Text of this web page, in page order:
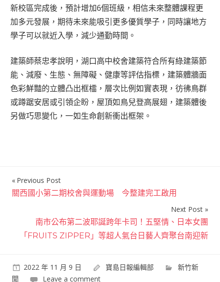
新校區完成後，預計增加6個班級，相信未來整體課程更
加多元發展，期待未來能吸引更多優質學子，同時讓地方
學子可以就近入學，減少通勤時間。
建築師蔡忠孝說明，湖口高中校舍建築符合所有綠建築節
能、減廢、生態、無障礙、健康等評估指標，建築體牆面
色彩鮮豔的立體凸出框櫺，層次比例如實表現，彷彿鳥群
或蹲踞安居或引領企盼，屋頂如鳥兒登高展翅，建築體後
另做巧思變化，一如生命創新衝出框架。
文
章
Previous Post
關西國小第二期校舍與運動場 今整建完工啟用
Next Post
南市公布第二波耶誕跨年卡司！五堅情、日本女團
「FRUITS ZIPPER」等超人氣台日藝人齊聚台南迎新
2022 年 11 月 9 日 寶島日報編輯部
新竹新
聞
Leave a comment